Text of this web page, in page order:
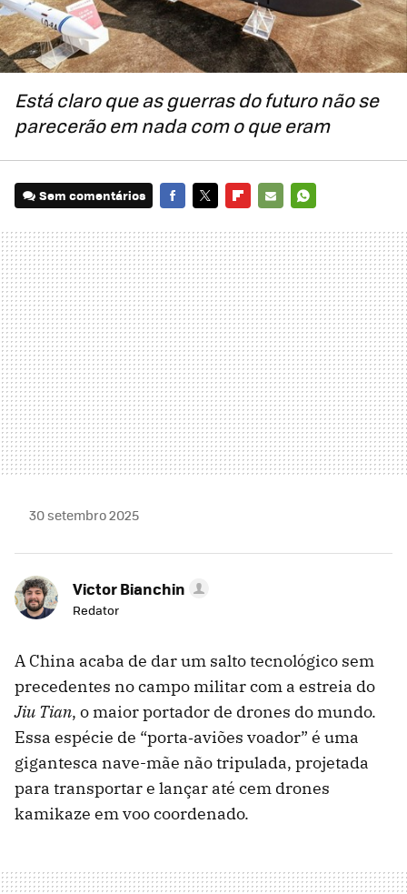
Está claro que as guerras do futuro não se
parecerão em nada com o que eram
Sem comentários
MAIL
30 setembro 2025
Victor Bianchin
Redator
A China acaba de dar um salto tecnológico sem
precedentes no campo militar com a estreia do
Jiu Tian, o maior portador de drones do mundo.
Essa espécie de “porta‑aviões voador” é uma
gigantesca nave-mãe não tripulada, projetada
para transportar e lançar até cem drones
kamikaze em voo coordenado.